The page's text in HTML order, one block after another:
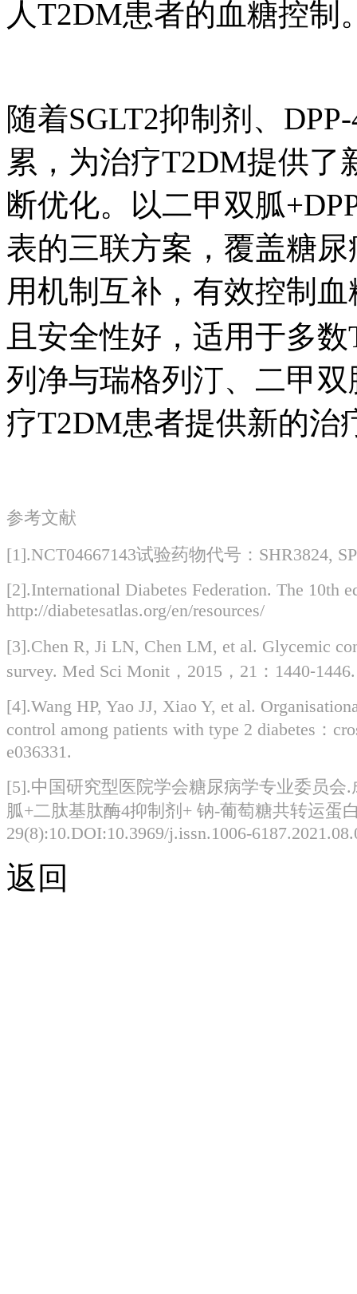
人T2DM患者的血糖控制
随着SGLT2抑制剂、
累，为治疗T2DM提供了
断优化。以二甲双胍
表的三联方案，覆盖糖
用机制互补，有效控制
且安全性好，适用于多
列净与瑞格列汀、二甲
疗T2DM患者提供新的治
参考文献
[1].NCT04667143试验药物代号：SHR3824,
[2].International Diabetes Federation. The 10th
http://diabetesatlas.org/en/resources/
[3].Chen R, Ji LN, Chen LM, et al. Glycemic
survey. Med Sci Monit，2015，21：1440⁃1446.
[4].Wang HP, Yao JJ, Xiao Y, et al.
control among patients with type 2 diabetes：
e036331.
[5].中国研究型医院学会糖尿病学专业委员
胍+二肽基肽酶4抑制剂+ 钠-葡萄糖共转运蛋
29(8):10.DOI:10.3969/j.issn.1006-
返回